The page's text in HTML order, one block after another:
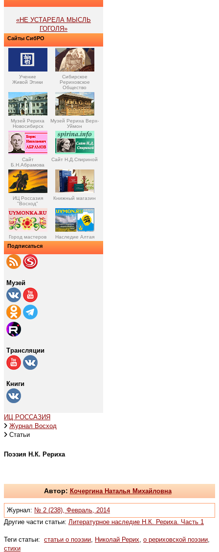
«НЕ УСТАРЕЛА МЫСЛЬ
ГОГОЛЯ»
Сайты СибРО
Учение
Живой Этики
Сибирское
Рериховское
Общество
Музей Рериха
Новосибирск
Музей Рериха Верх-
Уймон
Сайт
Б.Н.Абрамова
Сайт Н.Д.Спириной
ИЦ Россазия
"Восход"
Книжный магазин
Город мастеров Наследие Алтая
Подписаться
Музей
Трансляции
Книги
ИЦ РОССАЗИЯ
Журнал Восход
Статьи
Поэзия Н.К. Рериха
Автор: Кочергина Наталья Михайловна
Журнал: № 2 (238), Февраль, 2014
Другие части статьи: Литературное наследие Н.К. Рериха. Часть 1
Теги статьи: статьи о поэзии Николай Рерих о рериховской поэзии
стихи